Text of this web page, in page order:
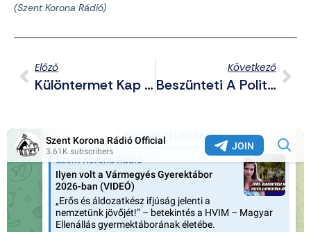
(Szent Korona Rádió)
Előző
Különtermet Kap A Szabó Ervin Könyvtárban A Budapesti Iskola Nevezetű Posztkommunista Filozófus Kör
Következő
Beszünteti A Politikai Hirdetéseket Az EU-Ban A Meta